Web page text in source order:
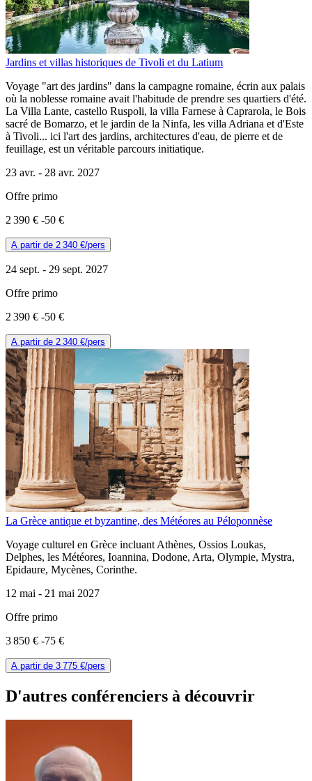
Jardins et villas historiques de Tivoli et du Latium
Voyage "art des jardins" dans la campagne romaine, écrin aux palais
où la noblesse romaine avait l'habitude de prendre ses quartiers d'été.
La Villa Lante, castello Ruspoli, la villa Farnese à Caprarola, le Bois
sacré de Bomarzo, et le jardin de la Ninfa, les villa Adriana et d'Este
à Tivoli... ici l'art des jardins, architectures d'eau, de pierre et de
feuillage, est un véritable parcours initiatique.
23 avr. - 28 avr. 2027
Offre primo
2 390 € -50 €
A partir de 2 340 €/pers
24 sept. - 29 sept. 2027
Offre primo
2 390 € -50 €
A partir de 2 340 €/pers
La Grèce antique et byzantine, des Météores au Péloponnèse
Voyage culturel en Grèce incluant Athènes, Ossios Loukas,
Delphes, les Météores, Ioannina, Dodone, Arta, Olympie, Mystra,
Epidaure, Mycènes, Corinthe.
12 mai - 21 mai 2027
Offre primo
3 850 € -75 €
A partir de 3 775 €/pers
D'autres conférenciers à découvrir